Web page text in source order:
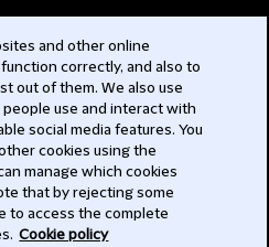
and other online
correctly, and also to
out of them. We also use
use and interact with
social media features. You
cookies using the
manage which cookies
that by rejecting some
to access the complete
Cookie policy